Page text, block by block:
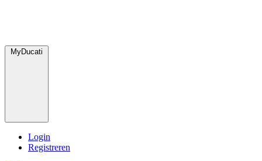
MyDucati
Login
Registreren